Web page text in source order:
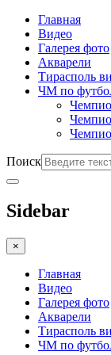
Главная
Видео
Галерея фото
Акварели
Тирасполь
ЧМ по
Поиск
Sidebar
×
Главная
Видео
Галерея фото
Акварели
Тирасполь
ЧМ по